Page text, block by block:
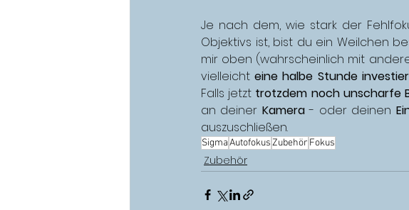
Je nach dem, wie stark der
Objektivs ist, bist du ein Weilchen
mir oben (wahrscheinlich mit
vielleicht eine halbe Stunde
Falls jetzt trotzdem noch unscharfe
an deiner Kamera - oder deinen
auszuschließen.
SigmaAutofokusZubehör Fokus
Zubehör